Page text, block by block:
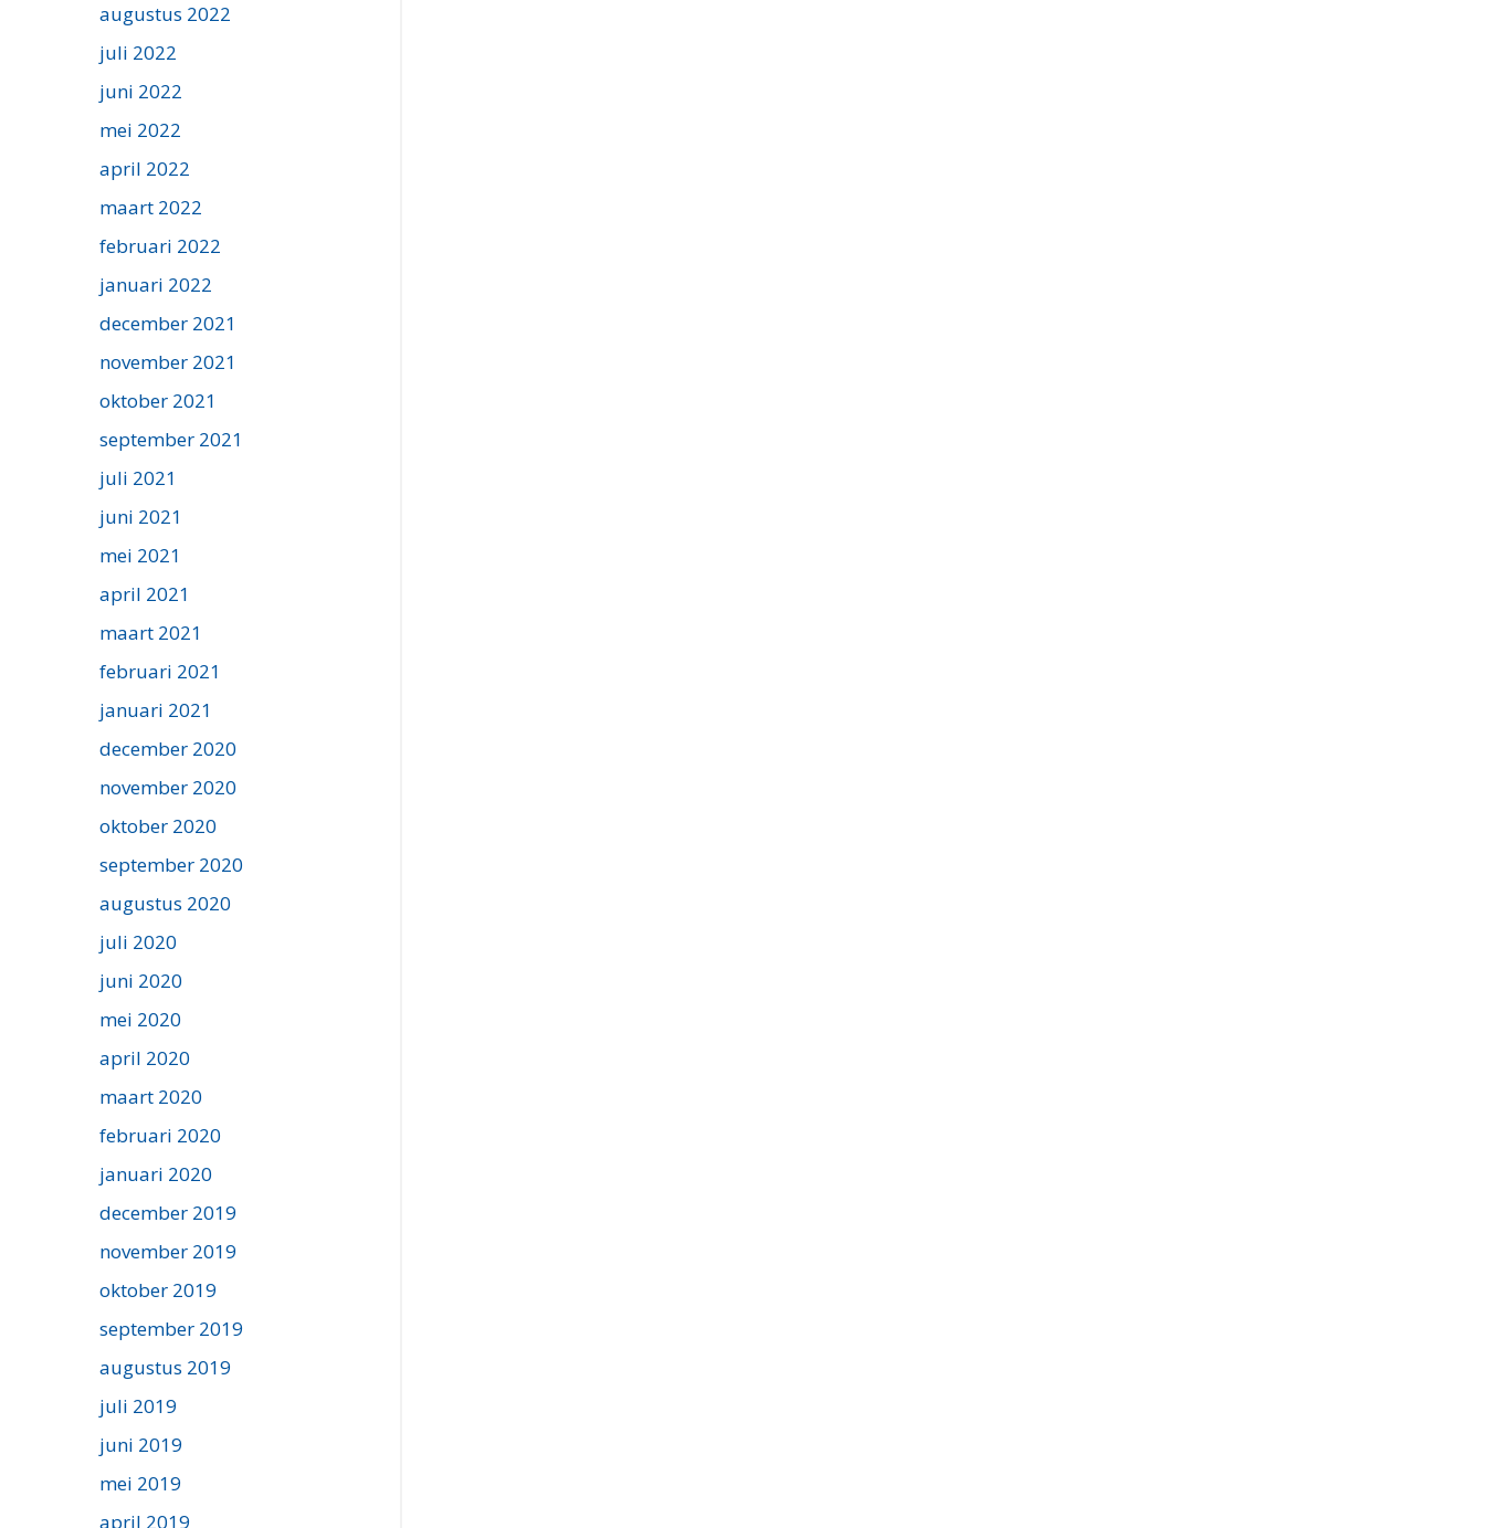
augustus 2022
juli 2022
juni 2022
mei 2022
april 2022
maart 2022
februari 2022
januari 2022
december 2021
november 2021
oktober 2021
september 2021
juli 2021
juni 2021
mei 2021
april 2021
maart 2021
februari 2021
januari 2021
december 2020
november 2020
oktober 2020
september 2020
augustus 2020
juli 2020
juni 2020
mei 2020
april 2020
maart 2020
februari 2020
januari 2020
december 2019
november 2019
oktober 2019
september 2019
augustus 2019
juli 2019
juni 2019
mei 2019
april 2019